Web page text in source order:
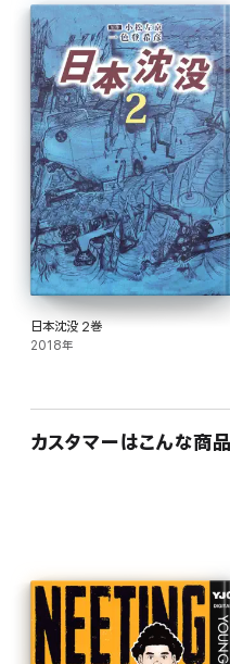
日本沈没 2巻
2018年
カスタマーはこんな商